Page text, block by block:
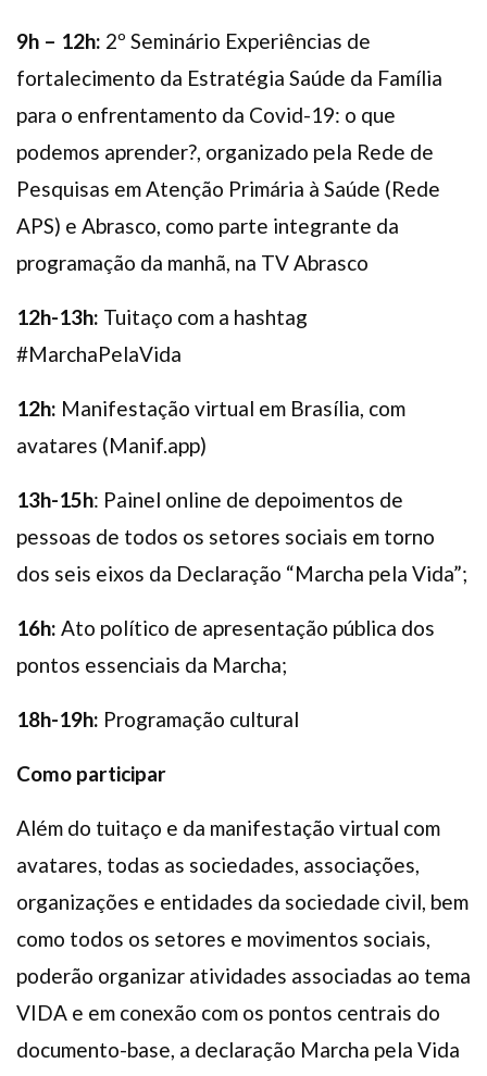
9h – 12h: 2º Seminário Experiências de
fortalecimento da Estratégia Saúde da Família
para o enfrentamento da Covid-19: o que
podemos aprender?, organizado pela Rede de
Pesquisas em Atenção Primária à Saúde (Rede
APS) e Abrasco, como parte integrante da
programação da manhã, na TV Abrasco
12h-13h: Tuitaço com a hashtag
#MarchaPelaVida
12h: Manifestação virtual em Brasília, com
avatares (Manif.app)
13h-15h: Painel online de depoimentos de
pessoas de todos os setores sociais em torno
dos seis eixos da Declaração “Marcha pela Vida”;
16h: Ato político de apresentação pública dos
pontos essenciais da Marcha;
18h-19h: Programação cultural
Como participar
Além do tuitaço e da manifestação virtual com
avatares, todas as sociedades, associações,
organizações e entidades da sociedade civil, bem
como todos os setores e movimentos sociais,
poderão organizar atividades associadas ao tema
VIDA e em conexão com os pontos centrais do
documento-base, a declaração Marcha pela Vida